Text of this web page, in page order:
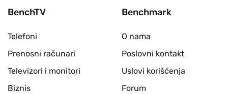
BenchTV
Telefoni
Prenosni računari
Televizori i monitori
Biznis
Benchmark
O nama
Poslovni kontakt
Uslovi korišćenja
Forum